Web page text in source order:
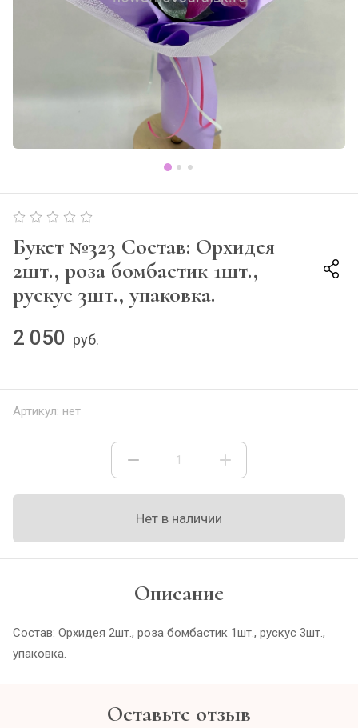
Букет №323 Состав: Орхидея
2шт., роза бомбастик 1шт.,
рускус 3шт., упаковка.
2 050 руб.
Артикул: нет
Нет в наличии
Описание
Состав: Орхидея 2шт., роза бомбастик 1шт., рускус 3шт.,
упаковка.
Оставьте отзыв